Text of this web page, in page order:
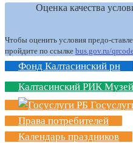
Оценка качества
Чтобы оценить условия предо-
пройдите по ссылке bus.gov.ru/
Фонд Калтасинский рн
Калтасинский РИК Музей
Права потребителей
Календарь праздников